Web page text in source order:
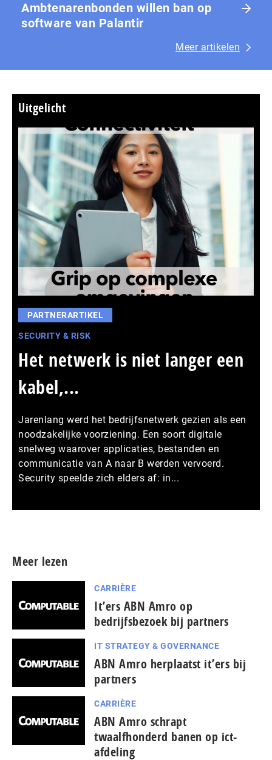
Ambtenarenbonden willen ban op
software van Palantir
Meer artikelen
Uitgelicht
PARTNERARTIKEL
SECURITY & RISK
Het netwerk is niet langer een
kabel,...
Jarenlang werd het bedrijfsnetwerk gezien als een
noodzakelijke voorziening. Een soort digitale
snelweg waarover applicaties, bestanden en
communicatie van A naar B werden vervoerd.
Security speelde zich elders af: in...
Meer lezen
CARRIÈRE
It’ers ABN Amro op
bedrijfsbezoek bij partners
IT STRATEGY & GOVERNANCE
ABN Amro herplaatst it’ers bij
partners
CARRIÈRE
ABN Amro schrapt
twaalfhonderd banen op ict-
afdeling